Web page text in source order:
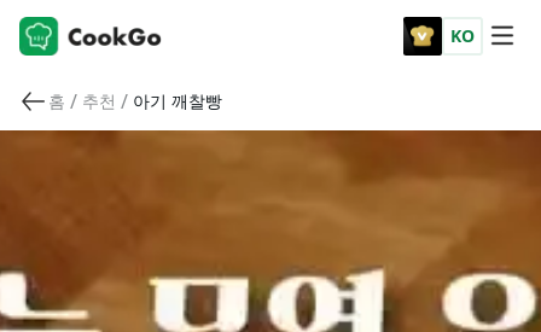
KO
홈 / 추천 / 아기 깨찰빵